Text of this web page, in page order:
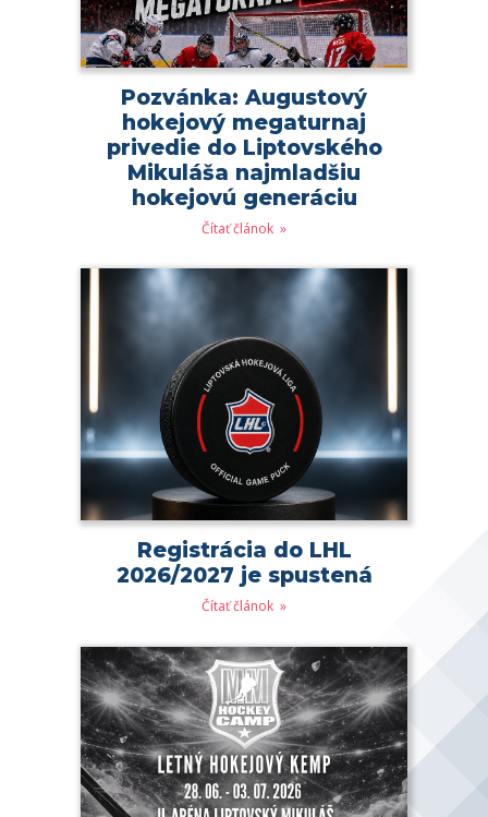
Pozvánka: Augustový
hokejový megaturnaj
privedie do Liptovského
Mikuláša najmladšiu
hokejovú generáciu
Čítať článok
Registrácia do LHL
2026/2027 je spustená
Čítať článok